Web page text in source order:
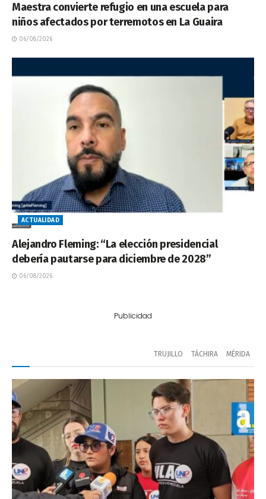
Maestra convierte refugio en una escuela para
niños afectados por terremotos en La Guaira
06/08/2026
ACTUALIDAD
Alejandro Fleming: “La elección presidencial
debería pautarse para diciembre de 2028”
06/08/2026
Publicidad
TRUJILLO TÁCHIRA MÉRIDA